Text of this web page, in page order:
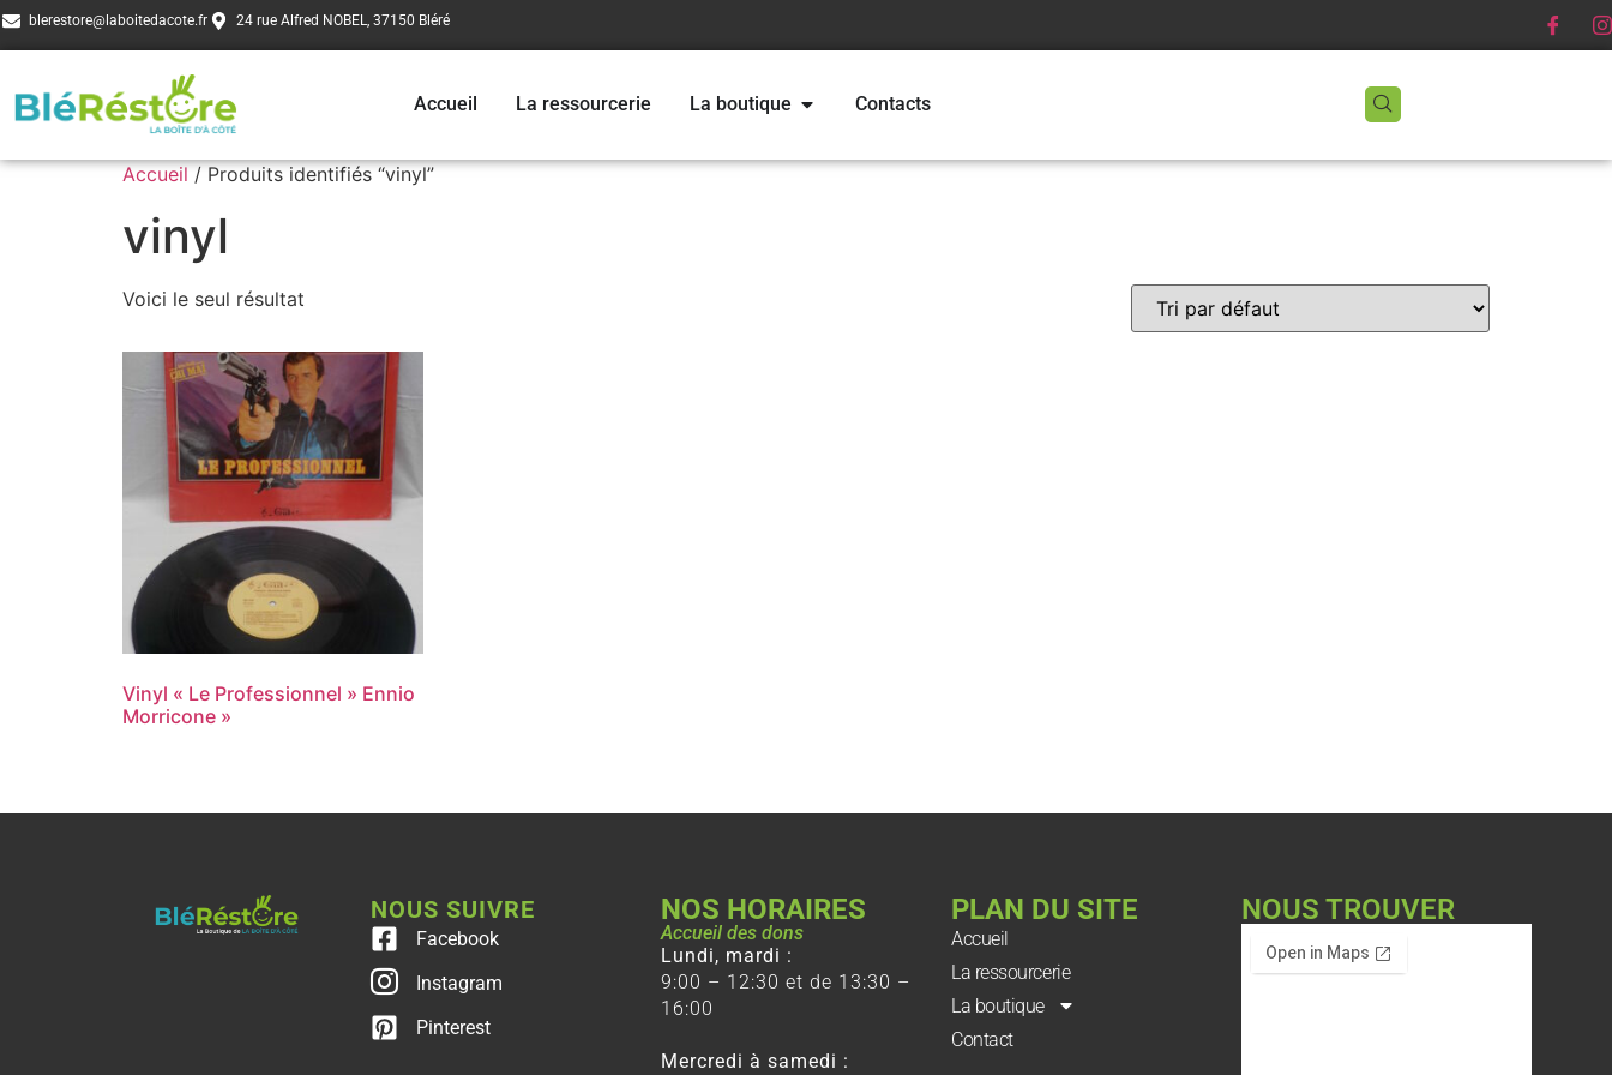
blerestore@laboitedacote.fr 24 rue Alfred NOBEL, 37150 Bléré
Accueil La ressourcerie La boutique Contacts
Accueil / Produits identifiés “vinyl”
vinyl
Voici le seul résultat
Vinyl « Le Professionnel » Ennio
Morricone »
NOUS SUIVRE
Facebook
Instagram
Pinterest
NOS HORAIRES
Accueil des dons
Lundi, mardi :
9:00 – 12:30 et de 13:30 –
16:00
Mercredi à samedi :
PLAN DU SITE
Accueil
La ressourcerie
La boutique
Contact
NOUS TROUVER